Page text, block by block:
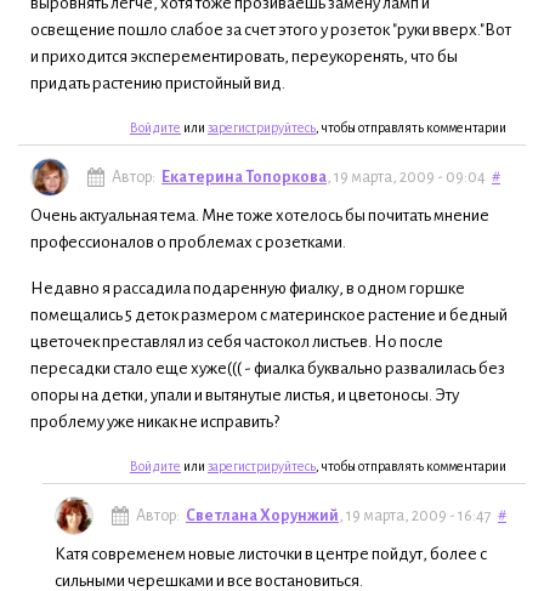
освещение пошло слабое за счет этого у розеток "руки вверх."Вот
и приходится эксперементировать, переукоренять, что бы
придать растению пристойный вид.
Войдите или зарегистрируйтесь , чтобы отправлять комментарии
Автор: Екатерина Топоркова , 19 марта, 2009 - 09:04 #
Очень актуальная тема. Мне тоже хотелось бы почитать мнение
профессионалов о проблемах с розетками.
Недавно я рассадила подаренную фиалку, в одном горшке
помещались 5 деток размером с материнское растение и бедный
цветочек преставлял из себя частокол листьев. Но после
пересадки стало еще хуже((( - фиалка буквально развалилась без
опоры на детки, упали и вытянутые листья, и цветоносы. Эту
проблему уже никак не исправить?
Войдите или зарегистрируйтесь , чтобы отправлять комментарии
Автор: Светлана Хорунжий , 19 марта, 2009 - 16:47 #
Катя современем новые листочки в центре пойдут, более с
сильными черешками и все востановиться.